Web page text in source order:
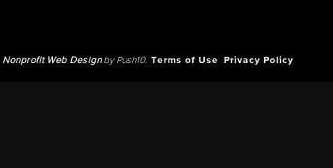
Nonprofit Web Designby Push10. Terms of Use Privacy Policy